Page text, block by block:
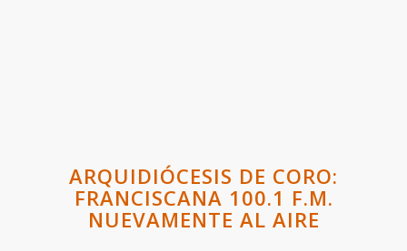
ARQUIDIÓCESIS DE CORO:
FRANCISCANA 100.1 F.M.
NUEVAMENTE AL AIRE